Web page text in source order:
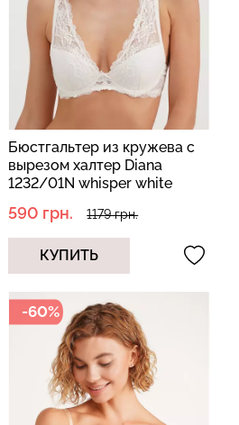
Бюстгальтер из кружева с
вырезом халтер Diana
1232/01N whisper white
590 грн. 1179 грн.
КУПИТЬ
-60%